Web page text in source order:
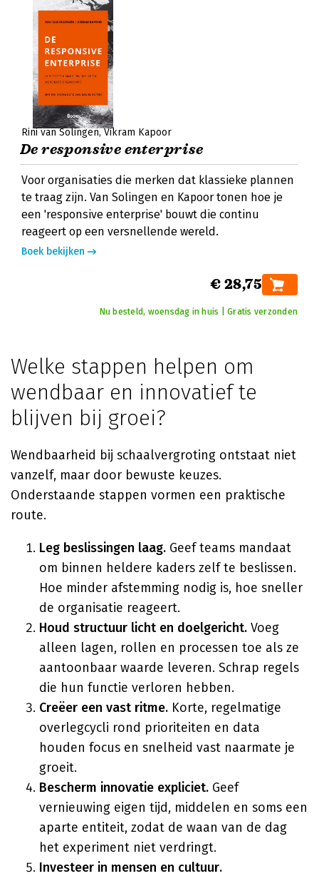
Rini van Solingen Vikram Kapoor
De responsive enterprise
Voor organisaties die merken dat klassieke plannen
te traag zijn. Van Solingen en Kapoor tonen hoe je
een 'responsive enterprise' bouwt die continu
reageert op een versnellende wereld.
Boek bekijken
€ 28,75
Nu besteld, woensdag in huis | Gratis verzonden
Welke stappen helpen om
wendbaar en innovatief te
blijven bij groei?
Wendbaarheid bij schaalvergroting ontstaat niet
vanzelf, maar door bewuste keuzes.
Onderstaande stappen vormen een praktische
route.
Leg beslissingen laag. Geef teams mandaat
om binnen heldere kaders zelf te beslissen.
Hoe minder afstemming nodig is, hoe sneller
de organisatie reageert.
Houd structuur licht en doelgericht. Voeg
alleen lagen, rollen en processen toe als ze
aantoonbaar waarde leveren. Schrap regels
die hun functie verloren hebben.
Creëer een vast ritme. Korte, regelmatige
overlegcycli rond prioriteiten en data
houden focus en snelheid vast naarmate je
groeit.
Bescherm innovatie expliciet. Geef
vernieuwing eigen tijd, middelen en soms een
aparte entiteit, zodat de waan van de dag
het experiment niet verdringt.
Investeer in mensen en cultuur.